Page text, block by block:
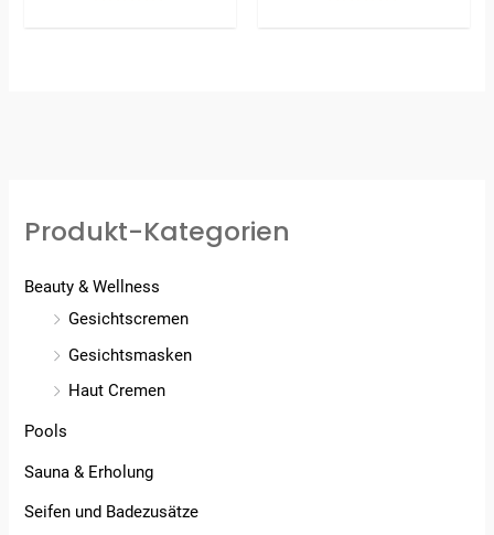
Produkt-Kategorien
Beauty & Wellness
Gesichtscremen
Gesichtsmasken
Haut Cremen
Pools
Sauna & Erholung
Seifen und Badezusätze